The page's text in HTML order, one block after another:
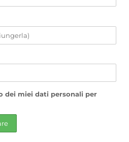
dei miei dati personali per